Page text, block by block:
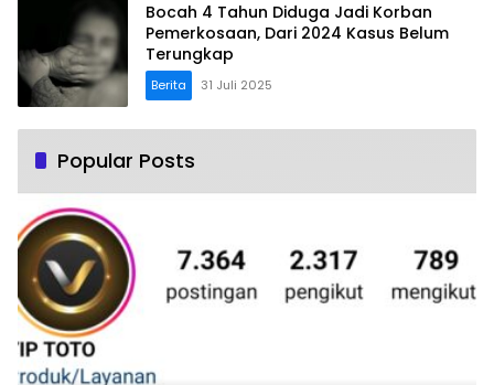
Bocah 4 Tahun Diduga Jadi Korban
Pemerkosaan, Dari 2024 Kasus Belum
Terungkap
Berita 31 Juli 2025
Popular Posts